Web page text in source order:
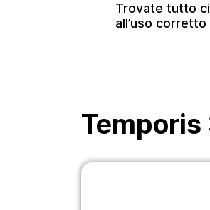
Trovate tutto
all’uso